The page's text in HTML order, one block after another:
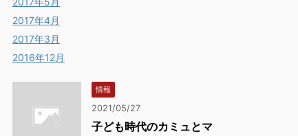
2017年4月
2017年3月
2016年12月
情報
2021/05/27
子ども時代のカミュとマ